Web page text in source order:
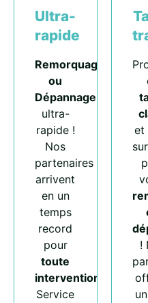
Ultra-
rapide
Remorquage
ou
Dépannage
ultra-
rapide !
Nos
partenaires
arrivent
en un
temps
record
pour
toute
intervention
Service
et
!